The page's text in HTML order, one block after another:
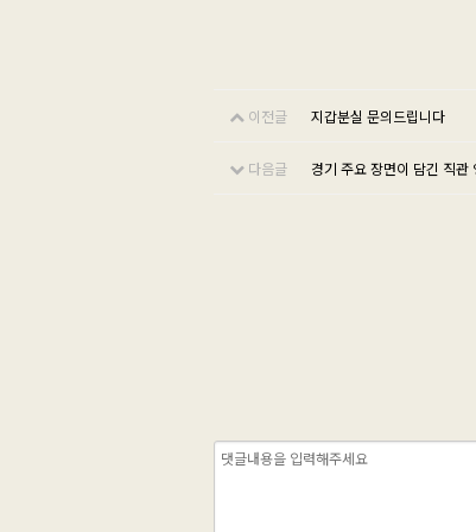
이전글 지갑분실 문의드립니다
다음글 경기 주요 장면이 담긴 직관